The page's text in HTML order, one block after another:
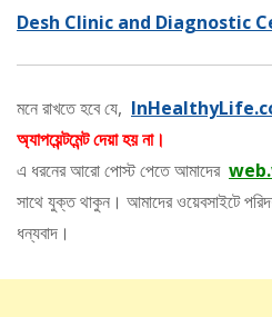
Desh Clinic and Diagnostic
মনে রাখতে হবে যে,
অ্যাপয়েন্টমেন্ট দেয়া হয় না।
এ ধরনের আরো পোস্ট পেতে আমাদের
সাথে যুক্ত থাকুন। আমাদের ওয়েবসাইটে
ধন্যবাদ।